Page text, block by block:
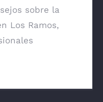
sobre la
Los Ramos,